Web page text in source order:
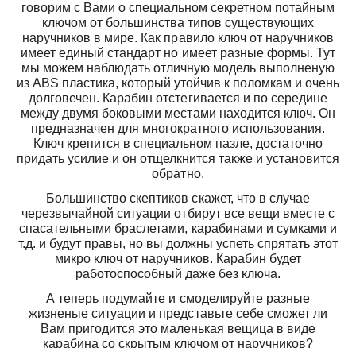
говорим с Вами о специальном секретном потайным
ключом от большинства типов существующих
наручников в мире. Как правило ключ от наручников
имеет единый стандарт но имеет разные формы. Тут
мы можем наблюдать отличную модель выполненую
из ABS пластика, который утойчив к поломкам и очень
долговечен. Карабин отстегивается и по середине
между двумя боковыми местами находится ключ. Он
предназначен для многократного использования.
Ключ крепится в специальном пазле, достаточно
придать усилие и он отщелкнится также и установится
обратно.
Большинство скептиков скажет, что в случае
черезвычайной ситуации отбирут все вещи вместе с
спасательными браслетами, карабинами и сумками и
т.д. и будут правы, но вы должны успеть спрятать этот
микро ключ от наручников. Карабин будет
работоспособный даже без ключа.
А теперь подумайте и смоделируйте разные
жизненые ситуации и представьте себе сможет ли
Вам пригодится это маленькая вещица в виде
карабина со скрытым ключом от наручников?